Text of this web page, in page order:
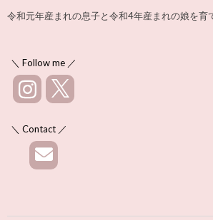
令和元年産まれの息子と令和4年産まれの娘を育
＼ Follow me ／
＼ Contact ／